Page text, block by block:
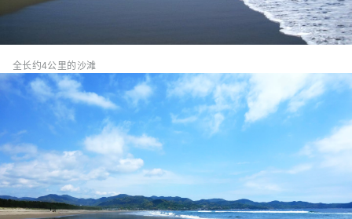
全长约4公里的沙滩